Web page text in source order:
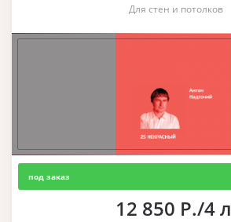
Для стен и потолков
под заказ
12 850 Р./4